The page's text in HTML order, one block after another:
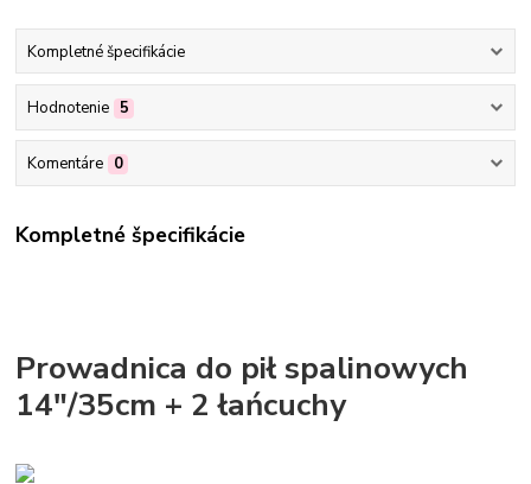
Kompletné špecifikácie
Hodnotenie 5
Komentáre 0
Kompletné špecifikácie
Prowadnica do pił spalinowych
14"/35cm + 2 łańcuchy